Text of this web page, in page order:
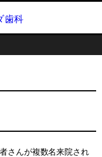
歯科
さんが複数名来院され